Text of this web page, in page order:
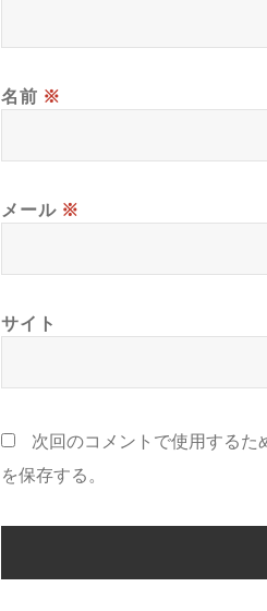
名前 ※
メール ※
サイト
次回のコメントで使用するた
を保存する。